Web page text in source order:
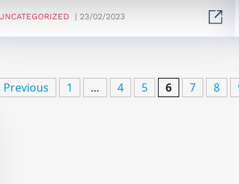
UNCATEGORIZED | 23/02/2023
Previous 1 … 4 5 6 7 8